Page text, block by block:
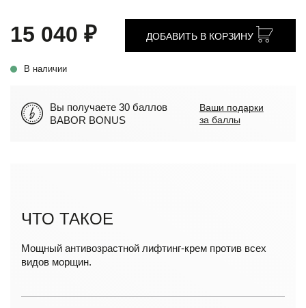
15 040 ₽
В наличии
ДОБАВИТЬ В КОРЗИНУ
Вы получаете 30 баллов
BABOR BONUS
Ваши подарки
за баллы
ЧТО ТАКОЕ
Мощный антивозрастной лифтинг-крем против всех
видов морщин.